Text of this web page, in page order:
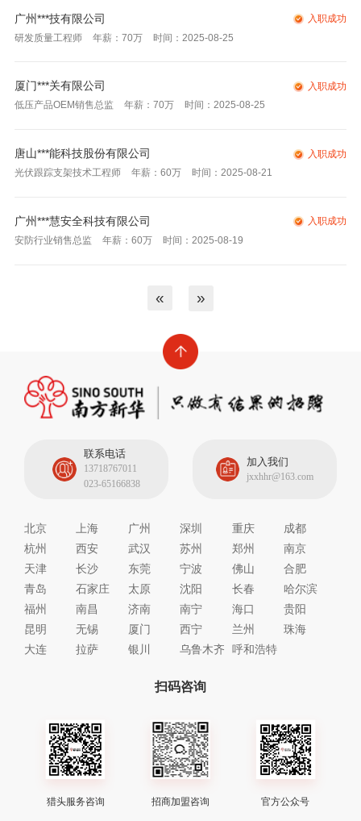
广州***技有限公司
入职成功
研发质量工程师
年薪：70万 时间：2025-08-25
厦门***关有限公司
入职成功
低压产品OEM销售总监
年薪：70万 时间：2025-08-25
唐山***能科技股份有限公司
入职成功
光伏跟踪支架技术工程师
年薪：60万 时间：2025-08-21
广州***慧安全科技有限公司
入职成功
安防行业销售总监
年薪：60万 时间：2025-08-19
« »
联系电话
13718767011
023-65166838
加入我们
jxxhhr@163.com
北京 上海 广州 深圳 重庆
成都
杭州
西安 武汉 苏州 郑州
南京
天津
长沙 东莞 宁波 佛山
合肥
青岛
石家庄 太原 沈阳 长春
哈尔滨
福州
南昌 济南 南宁 海口
贵阳
昆明
无锡 厦门 西宁 兰州
珠海
大连
拉萨 银川 乌鲁木齐 呼和浩特
扫码咨询
猎头服务咨询 招商加盟咨询 官方公众号